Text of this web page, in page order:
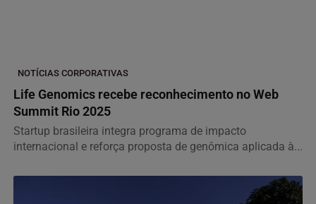
NOTÍCIAS CORPORATIVAS
Life Genomics recebe reconhecimento no Web
Summit Rio 2025
Startup brasileira integra programa de impacto
internacional e reforça proposta de genômica aplicada à...